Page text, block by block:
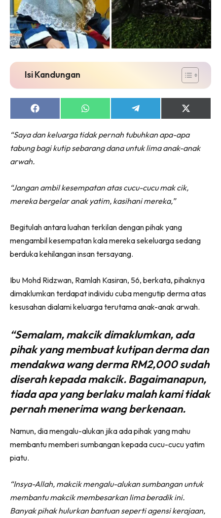
Isi Kandungan
Share
on
Share
on
Share
on
Share
on
(Twitter)
“Saya dan keluarga tidak pernah tubuhkan apa-apa
tabung bagi kutip sebarang dana untuk lima anak-anak
arwah.
“Jangan ambil kesempatan atas cucu-cucu mak cik,
mereka bergelar anak yatim, kasihani mereka,”
Begitulah antara luahan terkilan dengan pihak yang
mengambil kesempatan kala mereka sekeluarga sedang
berduka kehilangan insan tersayang.
Ibu Mohd Ridzwan, Ramlah Kasiran, 56, berkata, pihaknya
dimaklumkan terdapat individu cuba mengutip derma atas
kesusahan dialami keluarga terutama anak-anak arwah.
“Semalam, makcik dimaklumkan, ada
pihak yang membuat kutipan derma dan
mendakwa wang derma RM2,000 sudah
diserah kepada makcik. Bagaimanapun,
tiada apa yang berlaku malah kami tidak
pernah menerima wang berkenaan.
Namun, dia mengalu-alukan jika ada pihak yang mahu
membantu memberi sumbangan kepada cucu-cucu yatim
piatu.
“Insya-Allah, makcik mengalu-alukan sumbangan untuk
membantu makcik membesarkan lima beradik ini.
Banyak pihak hulurkan bantuan seperti agensi kerajaan,